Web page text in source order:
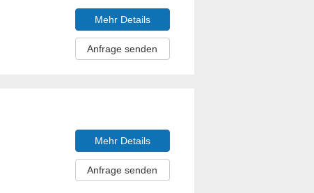
Mehr Details
Anfrage senden
Mehr Details
Anfrage senden